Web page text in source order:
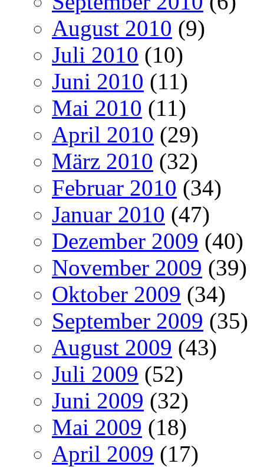
August 2010 (9)
Juli 2010 (10)
Juni 2010 (11)
Mai 2010 (11)
April 2010 (29)
März 2010 (32)
Februar 2010 (34)
Januar 2010 (47)
Dezember 2009 (40)
November 2009 (39)
Oktober 2009 (34)
September 2009 (35)
August 2009 (43)
Juli 2009 (52)
Juni 2009 (32)
Mai 2009 (18)
April 2009 (17)